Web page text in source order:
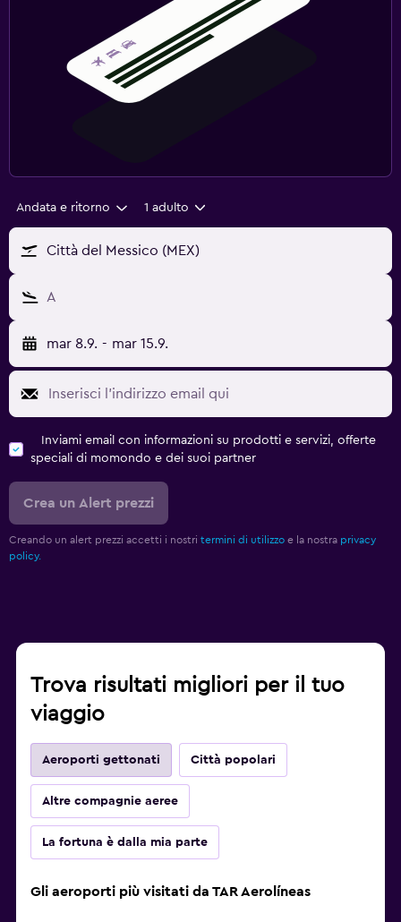
Andata e ritorno 1 adulto
Città del Messico (MEX)
A
mar 8.9. - mar 15.9.
Inviami email con informazioni su prodotti e servizi, offerte
speciali di momondo e dei suoi partner
Crea un Alert prezzi
Creando un alert prezzi accetti i nostri termini di utilizzo e la nostra privacy
policy.
Trova risultati migliori per il tuo
viaggio
Aeroporti gettonati Città popolari
Altre compagnie aeree
La fortuna è dalla mia parte
Gli aeroporti più visitati da TAR Aerolíneas